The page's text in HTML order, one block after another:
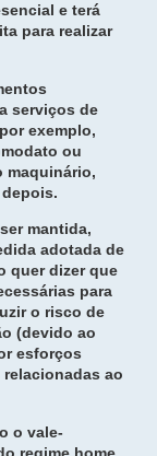
e terá
para realizar
serviços de
exemplo,
ou
maquinário,
mantida,
adotada de
quer dizer que
para
o risco de
(devido ao
esforços
ao
o vale-
regime home